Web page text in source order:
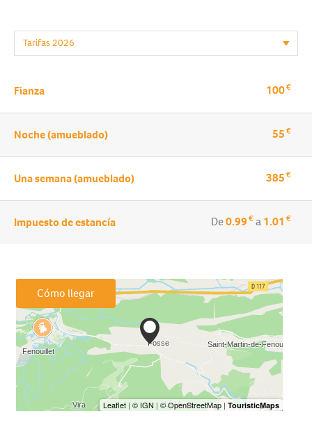
Fianza 100€
Noche (amueblado) 55€
Una semana (amueblado) 385€
Impuesto de estancía De0.99€a1.01 €
Cómo llegar